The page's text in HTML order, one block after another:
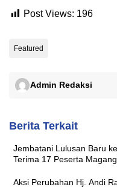
Post Views: 196
Featured
Admin Redaksi
Berita Terkait
Jembatani Lulusan Baru
Terima 17 Peserta
Aksi Perubahan Hj. Andi